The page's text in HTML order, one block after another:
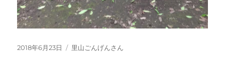
投
2018年6月23日
カ
里山ごんげんさん